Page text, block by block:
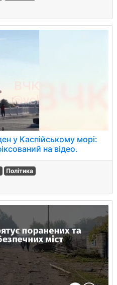
у Каспійському морі:
на відео.
Політика